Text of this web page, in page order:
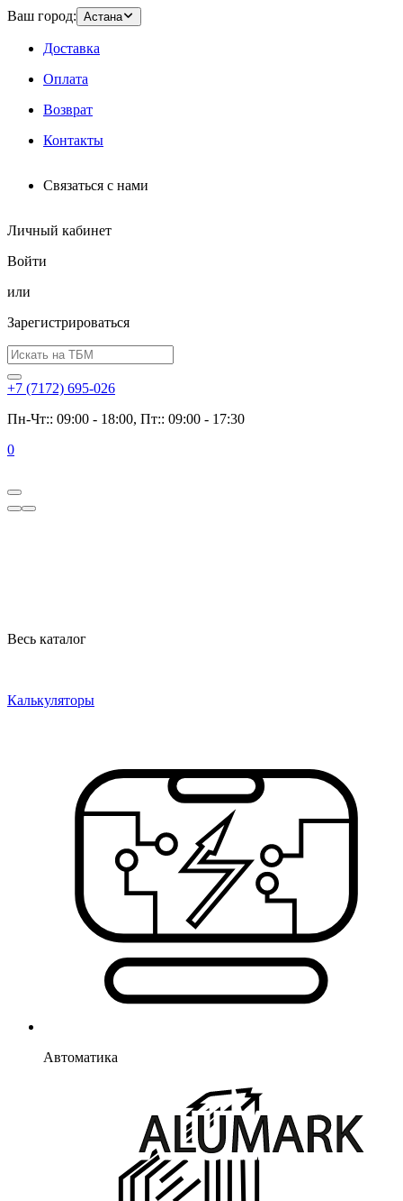
Ваш город: Астана
Доставка
Оплата
Возврат
Контакты
Связаться с нами
Личный кабинет
Войти
или
Зарегистрироваться
+7 (7172) 695-026
Пн-Чт:: 09:00 - 18:00, Пт:: 09:00 - 17:30
0
Весь каталог
Калькуляторы
Автоматика